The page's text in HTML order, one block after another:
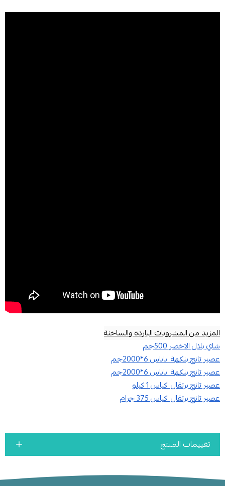
المزيد من المشروبات الباردة والساخنة
شاي بلال الاخضر 500جم
عصير تانج بنكهة اناناس 6*2000جم
عصير تانج بنكهة اناناس 6*2000جم
عصير تانج برتقال اكياس 1 كيلو
عصير تانج برتقال اكياس 375 جرام
تقييمات المنتج